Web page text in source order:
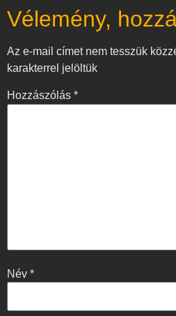
Vélemény,
Az e-mail címet nem tesszük
karakterrel jelöltük
Hozzászólás *
Név *